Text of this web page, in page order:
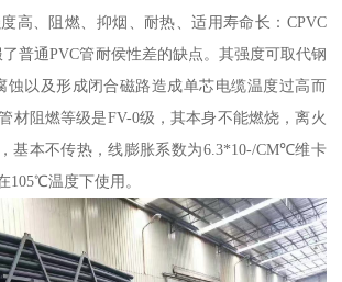
高、阻燃、抑烟、耐热、适用寿命长：CPVC
普通PVC管耐侯性差的缺点。其强度可取代钢
蚀以及形成闭合磁路造成单芯电缆温度过高而
材阻燃等级是FV-0级，其本身不能燃烧，离火
基本不传热，线膨胀系数为6.3*10-/CM℃维卡
105℃温度下使用。